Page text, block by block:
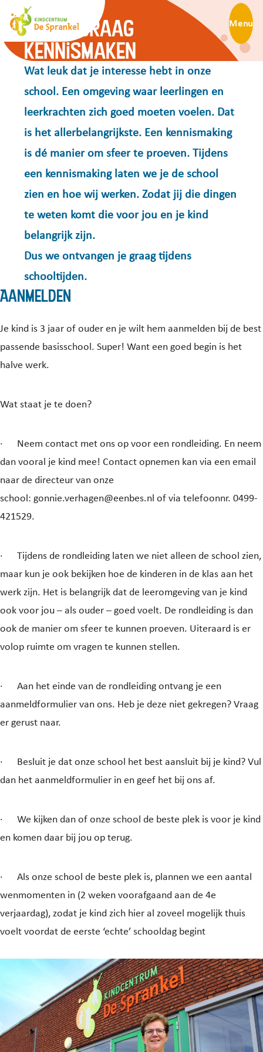
Menu
Ik wil graag
kennismaken
Wat leuk dat je interesse hebt in onze
school. Een omgeving waar leerlingen en
leerkrachten zich goed moeten voelen. Dat
is het allerbelangrijkste. Een kennismaking
is dé manier om sfeer te proeven. Tijdens
een kennismaking laten we je de school
zien en hoe wij werken. Zodat jij die dingen
te weten komt die voor jou en je kind
belangrijk zijn.
Dus we ontvangen je graag tijdens
schooltijden.
Aanmelden
Je kind is 3 jaar of ouder en je wilt hem aanmelden bij de best
passende basisschool. Super! Want een goed begin is het
halve werk.
Wat staat je te doen?
· Neem contact met ons op voor een rondleiding. En neem
dan vooral je kind mee! Contact opnemen kan via een email
naar de directeur van onze
school: gonnie.verhagen@eenbes.nl of via telefoonnr. 0499-
421529.
·
Tijdens de rondleiding laten we niet alleen de school zien,
maar kun je ook bekijken hoe de kinderen in de klas aan het
werk zijn. Het is belangrijk dat de leeromgeving van je kind
ook voor jou – als ouder – goed voelt. De rondleiding is dan
ook de manier om sfeer te kunnen proeven. Uiteraard is er
volop ruimte om vragen te kunnen stellen.
·
Aan het einde van de rondleiding ontvang je een
aanmeldformulier van ons. Heb je deze niet gekregen? Vraag
er gerust naar.
·
Besluit je dat onze school het best aansluit bij je kind? Vul
dan het aanmeldformulier in en geef het bij ons af.
·
We kijken dan of onze school de beste plek is voor je kind
en komen daar bij jou op terug.
·
Als onze school de beste plek is, plannen we een aantal
wenmomenten in (2 weken voorafgaand aan de 4e
verjaardag), zodat je kind zich hier al zoveel mogelijk thuis
voelt voordat de eerste ‘echte’ schooldag begint